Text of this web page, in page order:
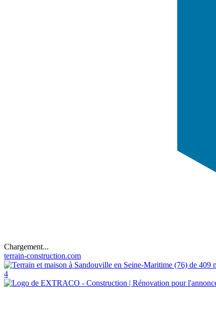
Chargement...
terrain-construction.com
4